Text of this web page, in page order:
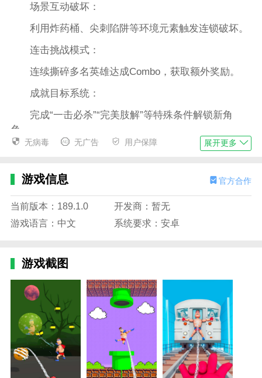
场景互动破坏：
利用炸药桶、尖刺陷阱等环境元素触发连锁破坏。
连击挑战模式：
连续撕碎多名英雄达成Combo，获取额外奖励。
成就目标系统：
完成“一击必杀”“完美肢解”等特殊条件解锁新角
色。
塌。
反派视角创新：
操作极简高爽：
单指滑动瞄准+点击拖拽，瞬间触发炸裂特效。
黑色幽默风格：
英雄造型滑稽夸张，死亡动画充满恶趣味喜感。
吐丝蜘蛛猎手游戏优势
解压效果显著：
无病毒 无广告 用户保障 展开更多
游戏信息 官方合作
当前版本：189.1.0
开发商：暂无
游戏语言：中文
系统要求：安卓
游戏截图